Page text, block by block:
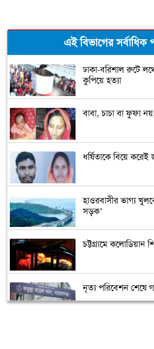
এই বিভাগের সর্বাধিক
ঢাকা-বরিশাল রুটে
কুপিয়ে হত্যা
বাবা, চাচা বা ফুফা
ধর্ষিতাকে বিয়ে
হাওরবাসীর ভাগ্য
সড়ক’
চট্টগ্রামে কলোডিয়ান
নৃত্য পরিবেশন শেষে